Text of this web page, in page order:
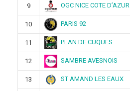
9 OGC NICE COTE D’AZUR
10 PARIS 92
11 PLAN DE CUQUES
12 SAMBRE AVESNOIS
13 ST AMAND LES EAUX